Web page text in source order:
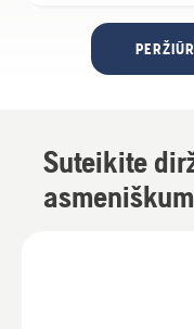
Suteikite